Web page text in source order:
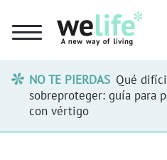
NO TE PIERDAS Qué
sobreproteger: guía para
con vértigo